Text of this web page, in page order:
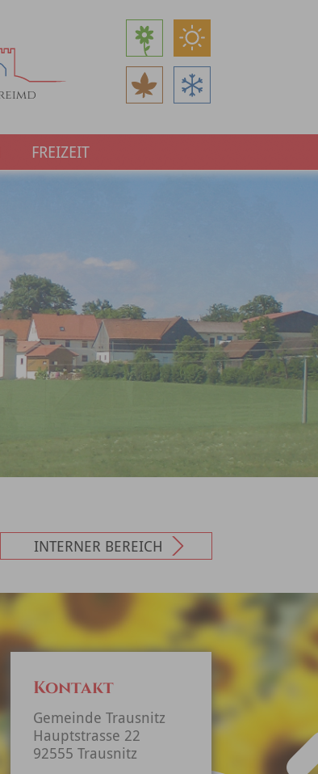
FREIZEIT
INTERNER BEREICH
Kontakt
Gemeinde Trausnitz
Hauptstrasse 22
92555 Trausnitz